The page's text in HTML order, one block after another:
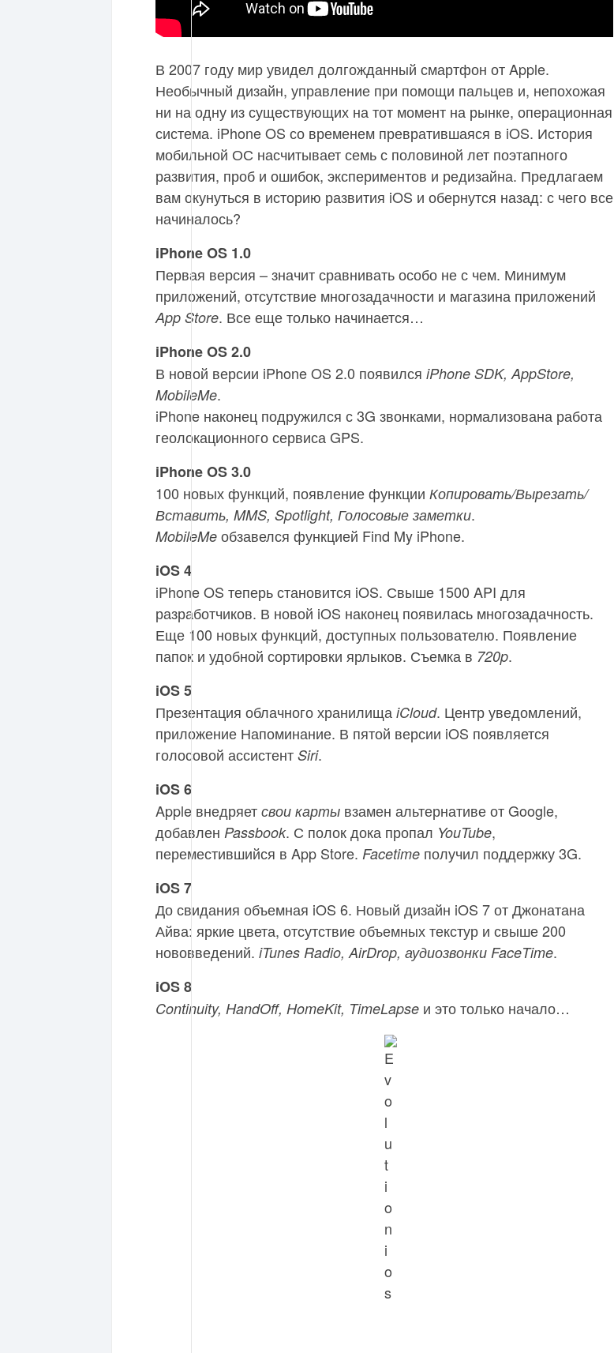
В 2007 году мир увидел долгожданный смартфон от Apple.
Необычный дизайн, управление при помощи пальцев и, непохожая
ни на одну из существующих на тот момент на рынке, операционная
система. iPhone OS со временем превратившаяся в iOS. История
мобильной ОС насчитывает семь с половиной лет поэтапного
развития, проб и ошибок, экспериментов и редизайна. Предлагаем
вам окунуться в историю развития iOS и обернутся назад: с чего все
начиналось?
iPhone OS 1.0
Первая версия – значит сравнивать особо не с чем. Минимум
приложений, отсутствие многозадачности и магазина приложений
App Store. Все еще только начинается…
iPhone OS 2.0
В новой версии iPhone OS 2.0 появился iPhone SDK, AppStore,
MobileMe.
iPhone наконец подружился с 3G звонками, нормализована работа
геолокационного сервиса GPS.
iPhone OS 3.0
100 новых функций, появление функции Копировать/Вырезать/
Вставить, MMS, Spotlight, Голосовые заметки.
MobileMe обзавелся функцией Find My iPhone.
iOS 4
iPhone OS теперь становится iOS. Свыше 1500 API для
разработчиков. В новой iOS наконец появилась многозадачность.
Еще 100 новых функций, доступных пользователю. Появление
папок и удобной сортировки ярлыков. Съемка в 720p.
iOS 5
Презентация облачного хранилища iCloud. Центр уведомлений,
приложение Напоминание. В пятой версии iOS появляется
голосовой ассистент Siri.
iOS 6
Apple внедряет свои карты взамен альтернативе от Google,
добавлен Passbook. С полок дока пропал YouTube,
переместившийся в App Store. Facetime получил поддержку 3G.
iOS 7
До свидания объемная iOS 6. Новый дизайн iOS 7 от Джонатана
Айва: яркие цвета, отсутствие объемных текстур и свыше 200
нововведений. iTunes Radio, AirDrop, аудиозвонки FaceTime.
iOS 8
Continuity, HandOff, HomeKit, TimeLapse и это только начало…